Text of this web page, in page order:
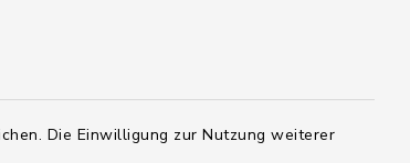
Die Einwilligung zur Nutzung weiterer
HYVEDEMMXXX